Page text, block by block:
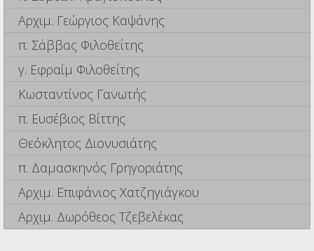
Αρχιμ. Γεώργιος Καψάνης
π. Σάββας Φιλοθεΐτης
γ. Εφραίμ Φιλοθεΐτης
Κωσταντίνος Γανωτής
π. Ευσέβιος Βίττης
Θεόκλητος Διονυσιάτης
π. Δαμασκηνός Γρηγοριάτης
Αρχιμ. Επιφάνιος Χατζηγιάγκου
Αρχιμ. Δωρόθεος Τζεβελέκας